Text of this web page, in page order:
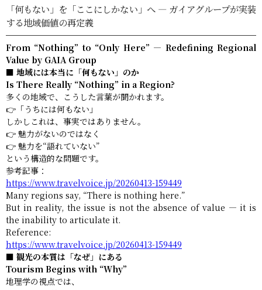
GAIA
Corporation
-
「何もない」を「ここにしかない」へ ― ガイアグループが実装
する地域価値の再定義
From “Nothing” to “Only Here” — Redefining Regional
Value by GAIA Group
■ 地域には本当に「何もない」のか
Is There Really “Nothing” in a Region?
多くの地域で、こうした言葉が聞かれます。
👉「うちには何もない」
しかしこれは、事実ではありません。
👉 魅力がないのではなく
👉 魅力を“語れていない”
という構造的な問題です。
参考記事：
https://www.travelvoice.jp/20260413-159449
Many regions say, “There is nothing here.”
But in reality, the issue is not the absence of value — it is
the inability to articulate it.
Reference:
https://www.travelvoice.jp/20260413-159449
■ 観光の本質は「なぜ」にある
Tourism Begins with “Why”
地理学の視点では、